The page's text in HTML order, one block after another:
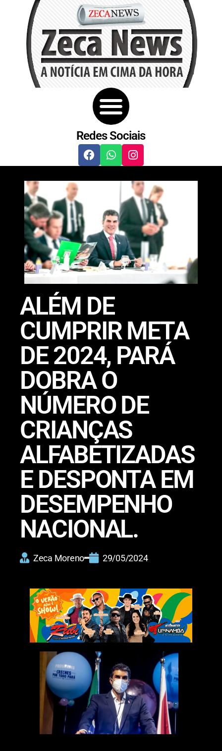
Redes Sociais
ALÉM DE
CUMPRIR META
DE 2024, PARÁ
DOBRA O
NÚMERO DE
CRIANÇAS
ALFABETIZADAS
E DESPONTA EM
DESEMPENHO
NACIONAL.
Zeca Moreno 29/05/2024